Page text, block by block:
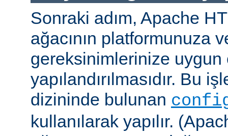
Sonraki adım, Apache
ağacının platformunuza
gereksinimlerinize uygun
yapılandırılmasıdır. Bu
dizininde bulunan
kullanılarak yapılır.